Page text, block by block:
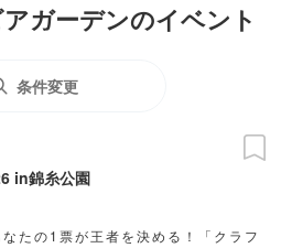
ガーデンのイベント
条件変更
in錦糸公園
なたの1票が王者を決める！「クラフ